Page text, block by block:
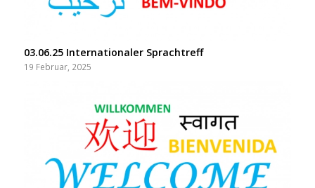
03.06.25 Internationaler Sprachtreff
19 Februar, 2025